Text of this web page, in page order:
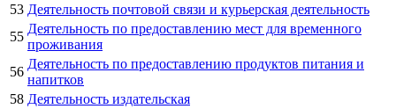
53 Деятельность почтовой связи и курьерская деятельность
55
Деятельность по предоставлению мест для временного
проживания
56
Деятельность по предоставлению продуктов питания и
напитков
58 Деятельность издательская